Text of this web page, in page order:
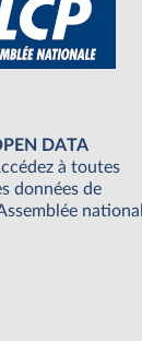
DATA
à toutes
données de